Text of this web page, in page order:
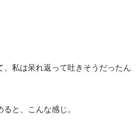
、私は呆れ返って吐きそうだったん
と、こんな感じ。